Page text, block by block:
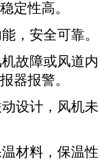
定性高。
，安全可靠。
故障或风道
器报警。
设计，风机
材料，保温